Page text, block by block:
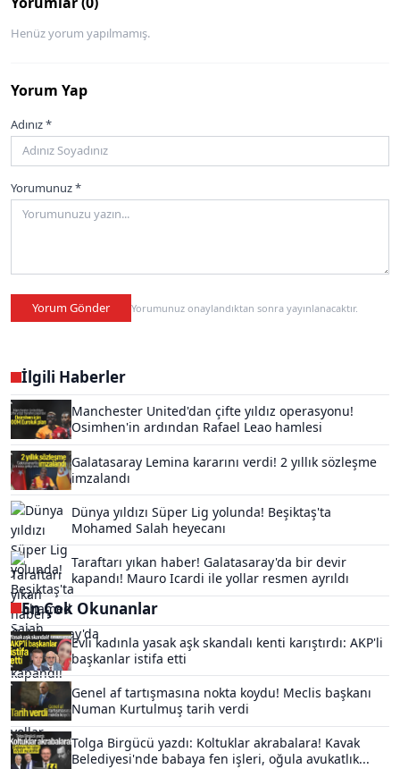
Henüz yorum yapılmamış.
Yorum Yap
Adınız *
Yorumunuz *
Yorum Gönder Yorumunuz onaylandıktan sonra yayınlanacaktır.
İlgili Haberler
Manchester United'dan çifte yıldız operasyonu!
Osimhen'in ardından Rafael Leao hamlesi
Galatasaray Lemina kararını verdi! 2 yıllık sözleşme
imzalandı
Dünya yıldızı Süper Lig yolunda! Beşiktaş'ta
Mohamed Salah heyecanı
Taraftarı yıkan haber! Galatasaray'da bir devir
kapandı! Mauro Icardi ile yollar resmen ayrıldı
En Çok Okunanlar
Evli kadınla yasak aşk skandalı kenti karıştırdı: AKP'li
başkanlar istifa etti
Genel af tartışmasına nokta koydu! Meclis başkanı
Numan Kurtulmuş tarih verdi
Tolga Birgücü yazdı: Koltuklar akrabalara! Kavak
Belediyesi'nde babaya fen işleri, oğula avukatlık...